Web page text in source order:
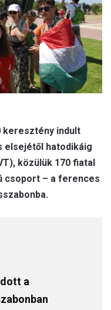
keresztény indult
elsejétől hatodikáig
közülük 170 fiatal
csoport – a ferences
a